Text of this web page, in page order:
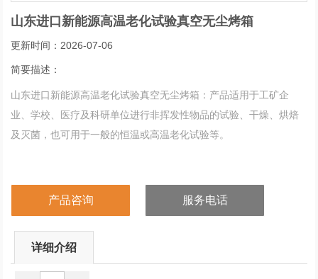
山东进口新能源高温老化试验真空无尘烤箱
更新时间：2026-07-06
简要描述：
山东进口新能源高温老化试验真空无尘烤箱：产品适用于工矿企
业、学校、医疗及科研单位进行非挥发性物品的试验、干燥、烘焙
及灭菌，也可用于一般的恒温或高温老化试验等。
产品咨询 服务电话
详细介绍